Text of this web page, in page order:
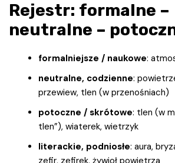
Rejestr: formalne –
neutralne –
formalniejsze / naukowe:
neutralne, codzienne:
przewiew, tlen (w przenośniach)
potoczne / skrótowe: tlen (w
tlen”), wiaterek, wietrzyk
literackie, podniosłe: aura,